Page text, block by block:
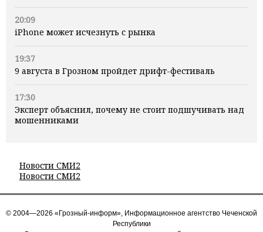
20:09
iPhone может исчезнуть с рынка
19:37
9 августа в Грозном пройдет дрифт-фестиваль
17:30
Эксперт объяснил, почему не стоит подшучивать над
мошенниками
Новости СМИ2
Новости СМИ2
© 2004—2026 «Грозный-информ», Информационное агентство Чеченской
Республики